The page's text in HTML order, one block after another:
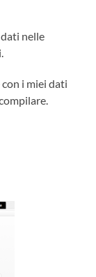
nelle
i miei dati